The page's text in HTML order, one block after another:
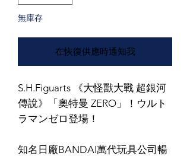
無庫存
在恢復供應時通知我
S.H.Figuarts 《大怪獸大戰 超銀河
傳說》「奧特曼 ZERO」！ウルト
ラマンゼロ登場！
知名日廠BANDAI萬代玩具公司暢